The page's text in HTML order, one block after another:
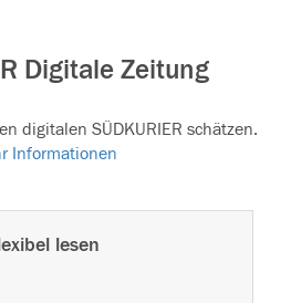
Digitale Zeitung
digitalen SÜDKURIER schätzen.
Informationen
lesen